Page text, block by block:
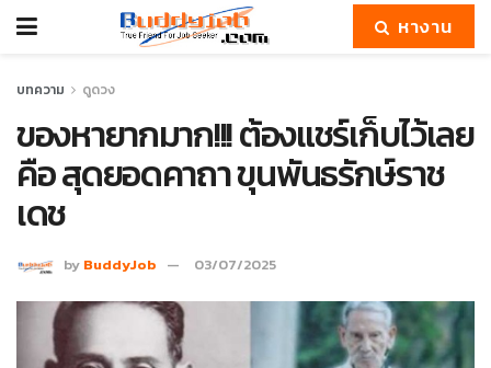
หางาน
บทความ ดูดวง
ของหายากมาก!!! ต้องแชร์เก็บไว้เลย
คือ สุดยอดคาถา ขุนพันธรักษ์ราช
เดช
by BuddyJob 03/07/2025